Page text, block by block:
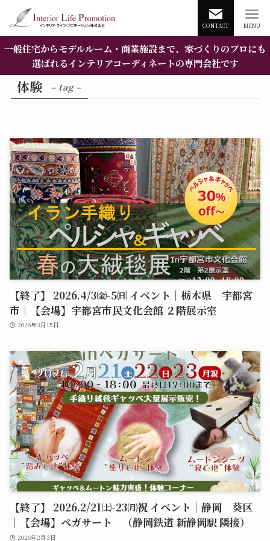
CONTACT MENU
一般住宅からモデルルーム・商業施設まで、家づくりのプロにも
選ばれるインテリアコーディネートの専門会社です
体験 – tag –
【終了】 2026.4/3㈮-5㈰ イベント｜栃木県 宇都宮
市｜【会場】宇都宮市民文化会館 ２階展示室
2026年3月15日
【終了】 2026.2/21㈯-23㈪祝 イベント｜静岡 葵区
｜【会場】ペガサート （静岡鉄道 新静岡駅 隣接）
2026年2月2日